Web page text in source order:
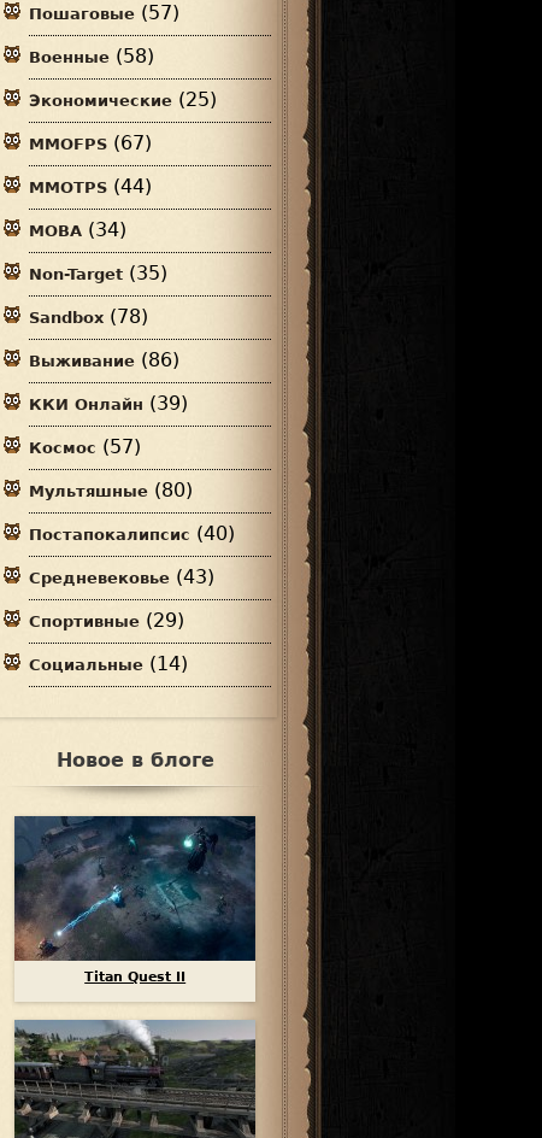
Пошаговые (57)
Военные (58)
Экономические (25)
MMOFPS (67)
MMOTPS (44)
MOBA (34)
Non-Target (35)
Sandbox (78)
Выживание (86)
ККИ Онлайн (39)
Космос (57)
Мультяшные (80)
Постапокалипсис (40)
Средневековье (43)
Спортивные (29)
Социальные (14)
Новое в блоге
Titan Quest II